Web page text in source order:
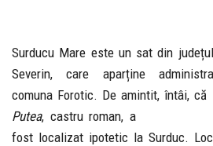
Surducu Mare este un sat din
Severin, care aparține
comuna Forotic. De amintit, întâi, că
Putea, castru roman, a
fost localizat ipotetic la Surduc.